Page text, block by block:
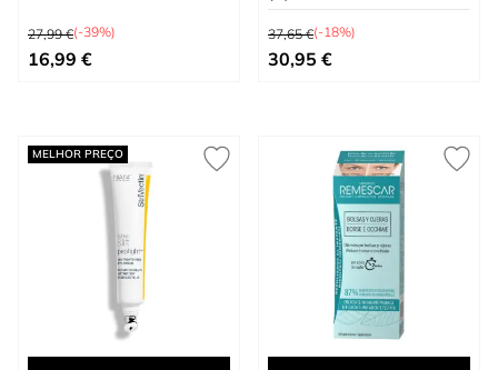
Preço Normal
27,99 €(-39%)
Preço Especial
16,99 €
Preço Normal
37,65 €(-18%)
Preço Especial
30,95 €
MELHOR PREÇO